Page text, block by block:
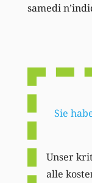
samedi
Sie
Unser
alle